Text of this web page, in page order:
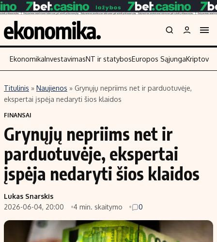
Turinys
Naujienos
Aplinka
Verslas
Energetika
Ekonomika
NT ir statybos
Skaitykite
Įmonės
Žemės ūkis
Technologijos
Laisvalaikis
Populiarios temos Titulinis
EkonomikaInvestavimasNT ir statybosEuropos Sąjunga
Titulinis » Naujienos » Grynųjų nepriims net ir parduotuvėje,
ekspertai įspėja nedaryti šios klaidos
FINANSAI
Grynųjų nepriims net ir
parduotuvėje, ekspertai
įspėja nedaryti šios klaidos
Lukas Snarskis
2026-06-04, 20:00
4 min. skaitymo 0